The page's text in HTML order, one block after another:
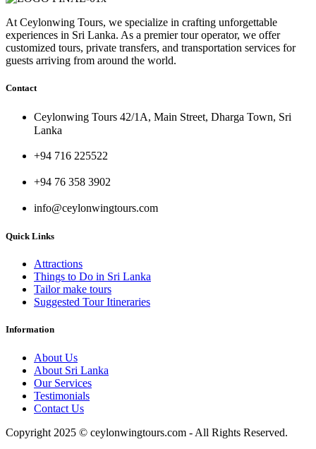
At Ceylonwing Tours, we specialize in crafting unforgettable
experiences in Sri Lanka. As a premier tour operator, we offer
customized tours, private transfers, and transportation services for
guests arriving from around the world.
Contact
Ceylonwing Tours 42/1A, Main Street, Dharga Town, Sri
Lanka
+94 716 225522
+94 76 358 3902
info@ceylonwingtours.com
Quick Links
Attractions
Things to Do in Sri Lanka
Tailor make tours
Suggested Tour Itineraries
Information
About Us
About Sri Lanka
Our Services
Testimonials
Contact Us
Copyright 2025 © ceylonwingtours.com - All Rights Reserved.